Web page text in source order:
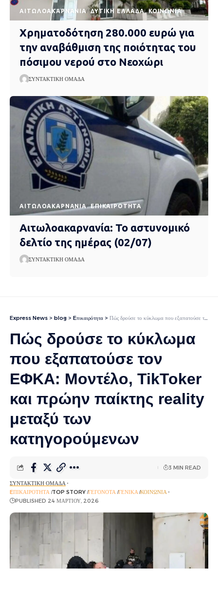
AΙΤΩΛΟΑΚΑΡΝΑΝΊΑ ΔΥΤΙΚΉ ΕΛΛΆΔΑ ΚΟΙΝΩΝΊΑ
Χρηματοδότηση 280.000 ευρώ για
την αναβάθμιση της ποιότητας του
πόσιμου νερού στο Νεοχώρι
ΣΥΝΤΑΚΤΙΚΉ ΟΜΆΔΑ
AΙΤΩΛΟΑΚΑΡΝΑΝΊΑ EΠΙΚΑΙΡΌΤΗΤΑ
Αιτωλοακαρνανία: Το αστυνομικό
δελτίο της ημέρας (02/07)
ΣΥΝΤΑΚΤΙΚΉ ΟΜΆΔΑ
Express News > blog > Eπικαιρότητα > Πώς δρούσε το κύκλωμα που εξαπατούσε τον ΕΦΚΑ: Μοντέλο, TikToker και πρώην παίκτης reality μεταξύ των κατηγορούμενων
Πώς δρούσε το κύκλωμα
που εξαπατούσε τον
ΕΦΚΑ: Μοντέλο, TikToker
και πρώην παίκτης reality
μεταξύ των
κατηγορούμενων
ΣΥΝΤΑΚΤΙΚΉ ΟΜΆΔΑ
EΠΙΚΑΙΡΌΤΗΤΑ TOP STORY ΓΕΓΟΝΌΤΑ ΓΕΝΙΚΆ ΚΟΙΝΩΝΊΑ
PUBLISHED 24 ΜΑΡΤΊΟΥ, 2026
3 MIN READ